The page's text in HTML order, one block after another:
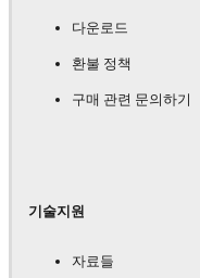
다운로드
환불 정책
구매 관련 문의하기
기술지원
자료들